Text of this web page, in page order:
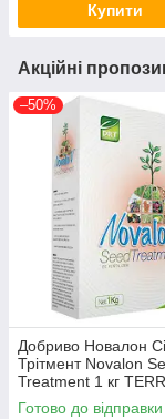
Купити
Акційні
–50%
Добриво Новалон
Трітмент Novalon
Treatment 1 кг
Туреччина
Готово до відправки